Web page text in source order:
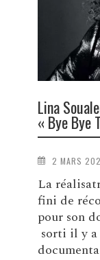
Lina
« Bye Bye
2 MARS
La
fini de
pour son
sorti il y